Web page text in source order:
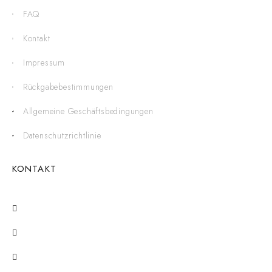
FAQ
Kontakt
Impressum
Rückgabebestimmungen
Allgemeine Geschäftsbedingungen
Datenschutzrichtlinie
KONTAKT